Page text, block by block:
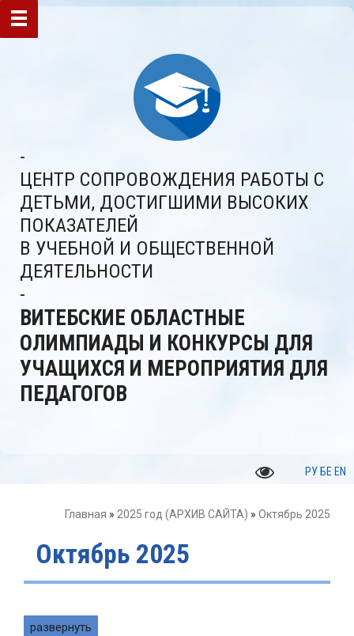
-
ЦЕНТР СОПРОВОЖДЕНИЯ РАБОТЫ С
ДЕТЬМИ, ДОСТИГШИМИ ВЫСОКИХ
ПОКАЗАТЕЛЕЙ
В УЧЕБНОЙ И ОБЩЕСТВЕННОЙ
ДЕЯТЕЛЬНОСТИ
-
ВИТЕБСКИЕ ОБЛАСТНЫЕ
ОЛИМПИАДЫ И КОНКУРСЫ ДЛЯ
УЧАЩИХСЯ И МЕРОПРИЯТИЯ ДЛЯ
ПЕДАГОГОВ
РУ БЕ EN
Главная » 2025 год (АРХИВ САЙТА) » Октябрь 2025
Октябрь 2025
развернуть